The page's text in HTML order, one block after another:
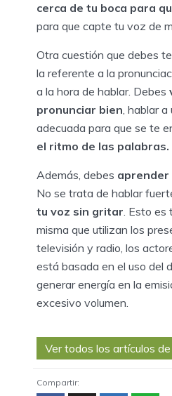
cerca de tu boca para
para que capte tu voz de
Otra cuestión que debes
la referente a la
a la hora de hablar. Debes
pronunciar bien, hablar a
adecuada para que se te
el ritmo de las palabras.
Además, debes aprender
No se trata de hablar
tu voz sin gritar. Esto es
misma que utilizan los
televisión y radio, los
está basada en el uso del
generar energía en la
excesivo volumen.
Ver todos los artículos
Compartir: